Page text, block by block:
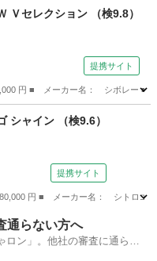
Ｖセレクション （検9.8）
提携サイト
円 ■ メーカー名： シボレー
シャイン （検9.6）
提携サイト
円 ■ メーカー名： シトロ
通らない方へ
ロン」。他社の審査に通らな